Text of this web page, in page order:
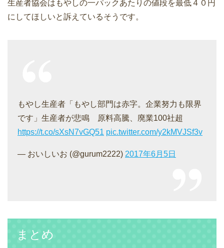
生産者協会はもやしの一パックあたりの値段を最低４０円
にしてほしいと訴えているそうです。
もやし生産者「もやし部門は赤字。企業努力も限界
です」生産者が悲鳴 原料高騰、廃業100社超
https://t.co/sXsN7vGQ51 pic.twitter.com/y2kMVJSf3v
— おいしいお (@gurum2222) 2017年6月5日
まとめ